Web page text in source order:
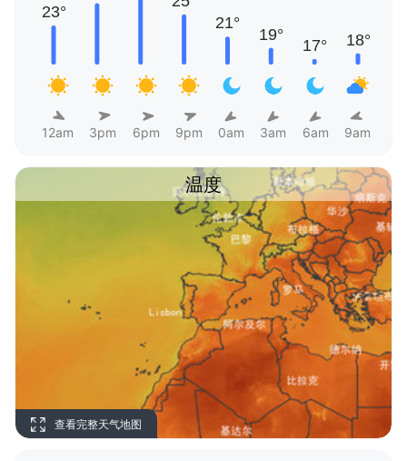
12am 3pm 6pm 9pm 0am 3am 6am 9am
温度
查看完整天气地图